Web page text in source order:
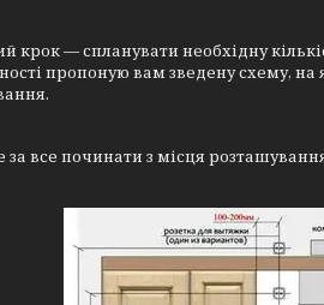
крок — спланувати необхідну
пропоную вам зведену схему, на
за все починати з місця